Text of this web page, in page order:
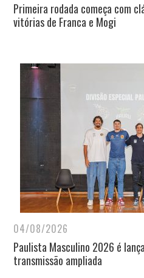
Primeira rodada começa com
vitórias de Franca e Mogi
04/08/2026
Paulista Masculino 2026 é
transmissão ampliada